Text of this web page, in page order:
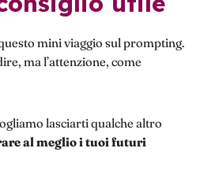
mini viaggio sul prompting.
ma l’attenzione, come
lasciarti qualche altro
al meglio i tuoi futuri